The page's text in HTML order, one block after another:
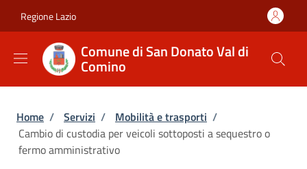
Regione Lazio
Comune di San Donato Val di
Comino
Briciole di pane
Home / Servizi / Mobilità e trasporti /
Cambio di custodia per veicoli sottoposti a sequestro o
fermo amministrativo